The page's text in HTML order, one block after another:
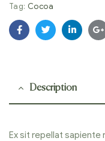
Tag: Cocoa
FacebookTwitterLinkedin
Description
Ex sit repellat sapiente